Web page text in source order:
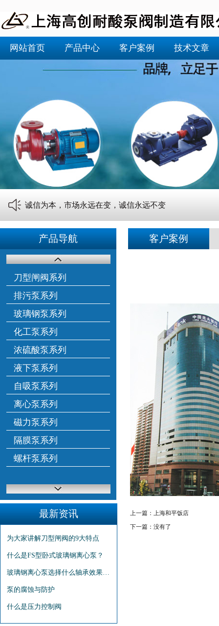
网站首页 产品中心 客户案例 技术文章
诚信为本，市场永远在变，诚信永远不变
产品导航
刀型闸阀系列
排污泵系列
玻璃钢泵系列
化工泵系列
浓硫酸泵系列
液下泵系列
自吸泵系列
离心泵系列
磁力泵系列
隔膜泵系列
螺杆泵系列
最新资讯
为大家讲解刀型闸阀的9大特点
什么是FS型卧式玻璃钢离心泵？
玻璃钢离心泵选择什么轴承效果更…
泵的腐蚀与防护
什么是压力控制阀
客户案例
上一篇： 上海和平饭店
下一篇：没有了